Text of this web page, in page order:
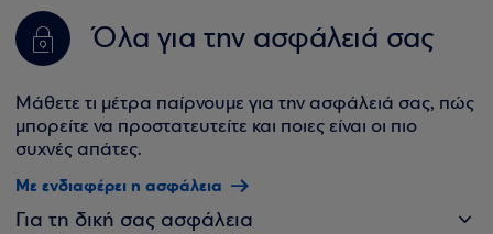
Όλα για την ασφάλειά σας
Μάθετε τι μέτρα παίρνουμε για την ασφάλειά σας, πώς
μπορείτε να προστατευτείτε και ποιες είναι οι πιο
συχνές απάτες.
Με ενδιαφέρει η ασφάλεια
Για τη δική σας ασφάλεια